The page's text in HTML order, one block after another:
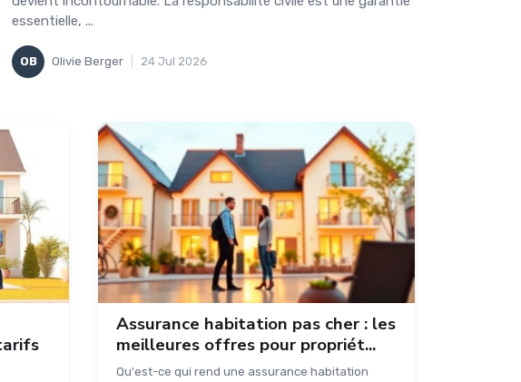
essentielle, ...
OB Olivie Berger 24 Jul 2026
Assurance habitation pas cher : les
meilleures offres pour propriét...
Qu'est-ce qui rend une assurance habitation